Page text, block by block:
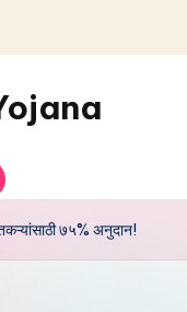
७५% अनुदान!